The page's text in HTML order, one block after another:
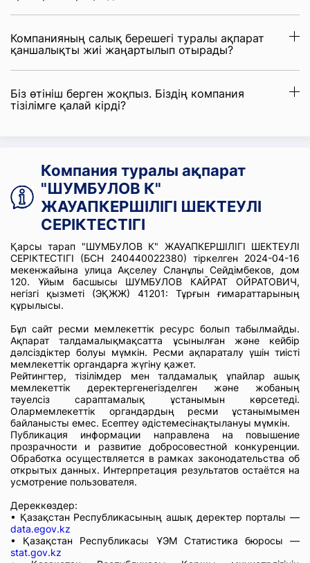
Компанияның салық берешегі туралы ақпарат
қаншалықты жиі жаңартылып отырады?
Біз өтініш берген жоқпыз. Біздің компания
тізілімге қалай кірді?
Компания туралы ақпарат
"ШУМБУЛОВ К"
ЖАУАПКЕРШІЛІГІ ШЕКТЕУЛІ
СЕРІКТЕСТІГІ
Қарсы тарап "ШУМБУЛОВ К" ЖАУАПКЕРШІЛІГІ ШЕКТЕУЛІ
СЕРІКТЕСТІГІ (БСН 240440022380) тіркелген 2024-04-16
мекенжайына улица Ақселеу Сланұлы Сейдімбеков, дом
120. Ұйым басшысы ШУМБУЛОВ КАЙРАТ ОЙРАТОВИЧ,
негізгі қызметі (ЭҚЖЖ) 41201: Тұрғын ғимараттарының
құрылысы.
Бұл сайт ресми мемлекеттік ресурс болып табылмайды.
Ақпарат талдамалықмақсатта ұсынылған және кейбір
дәлсіздіктер болуы мүмкін. Ресми ақпараталу үшін тиісті
мемлекеттік органдарға жүгіну қажет.
Рейтингтер, тізілімдер мен талдамалық ұпайлар ашық
мемлекеттік деректергенегізделген және жобаның
тәуелсіз сараптамалық ұстанымын көрсетеді.
Олармемлекеттік органдардың ресми ұстанымымен
байланысты емес. Есептеу әдістемесінақтылануы мүмкін.
Публикация информации направлена на повышение
прозрачности и развитие добросовестной конкуренции.
Обработка осуществляется в рамках законодательства об
открытых данных. Интерпретация результатов остаётся на
усмотрение пользователя.
Дереккөздер:
• Қазақстан Республикасының ашық деректер порталы —
data.egov.kz
• Қазақстан Республикасы ҰЭМ Статистика бюросы —
stat.gov.kz